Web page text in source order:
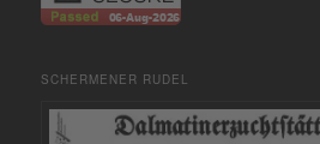
SCHERMENER RUDEL